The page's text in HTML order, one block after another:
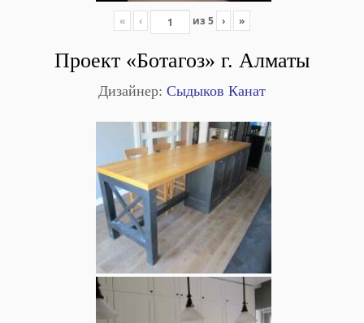
« ‹ из 5 › »
Проект «Ботагоз» г. Алматы
Дизайнер: Сыдыков Канат